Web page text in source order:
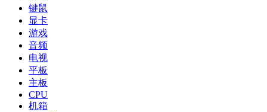
键鼠
显卡
游戏
音频
电视
平板
主板
CPU
机箱